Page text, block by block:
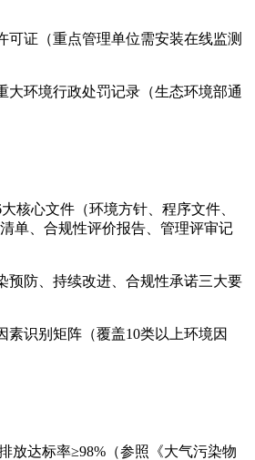
可证（重点管理单位需安装在线监测
大环境行政处罚记录（生态环境部通
核心文件（环境方针、程序文件、
单、合规性评价报告、管理评审记
预防、持续改进、合规性承诺三大要
素识别矩阵（覆盖10类以上环境因
放达标率≥98%（参照《大气污染物